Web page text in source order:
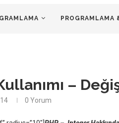
PROGRAMLAMA
–
0 Yorum